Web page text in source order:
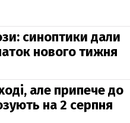
синоптики дали
нового тижня
але припече до
на 2 серпня